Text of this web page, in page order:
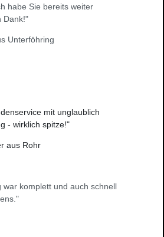
habe Sie bereits weiter
Dank!"
Unterföhring
mit unglaublich
- wirklich spitze!"
aus Rohr
war komplett und auch schnell